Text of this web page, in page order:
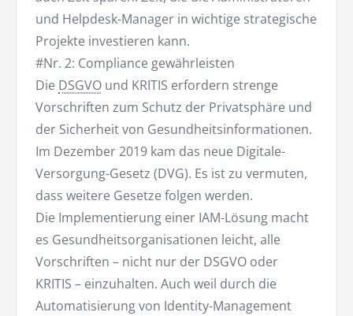
und Helpdesk-Manager in wichtige strategische
Projekte investieren kann.
#Nr. 2: Compliance gewährleisten
Die DSGVO und KRITIS erfordern strenge
Vorschriften zum Schutz der Privatsphäre und
der Sicherheit von Gesundheitsinformationen.
Im Dezember 2019 kam das neue Digitale-
Versorgung-Gesetz (DVG). Es ist zu vermuten,
dass weitere Gesetze folgen werden.
Die Implementierung einer IAM-Lösung macht
es Gesundheitsorganisationen leicht, alle
Vorschriften – nicht nur der DSGVO oder
KRITIS – einzuhalten. Auch weil durch die
Automatisierung von Identity-Management